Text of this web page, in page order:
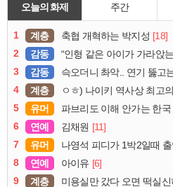
오늘의 화제 주간
1 계층 축협 개혁하는 박지성 [18]
2
감동 “인형 같은 아이가 가라앉는데”…수
3
감동 슥오더니 촤악.. 연기 뚫고는 가슴
4
계층 ㅇㅎ) 나이키 역사상 최고
5
유머 파브리도 이해 안가는 한국
6
연예 김채원 [11]
7
유머 나영석 피디가 1박2일때
8
연예 아이유 [6]
9
계층 미용실만 갔다 오면 떡실신하여 학